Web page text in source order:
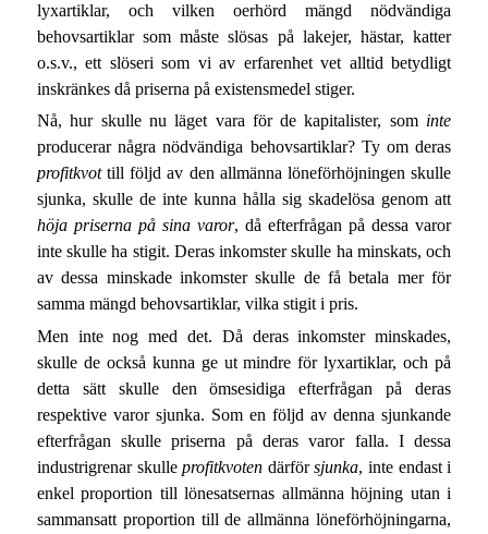
lyxartiklar, och vilken oerhörd mängd nödvändiga
behovsartiklar som måste slösas på lakejer, hästar, katter
o.s.v., ett slöseri som vi av erfarenhet vet alltid betydligt
inskränkes då priserna på existensmedel stiger.
Nå, hur skulle nu läget vara för de kapitalister, som inte
producerar några nödvändiga behovsartiklar? Ty om deras
profitkvottill följd av den allmänna löneförhöjningen skulle
sjunka, skulle de inte kunna hålla sig skadelösa genom att
höja priserna på sina varor, då efterfrågan på dessa varor
inte skulle ha stigit. Deras inkomster skulle ha minskats, och
av dessa minskade inkomster skulle de få betala mer för
samma mängd behovsartiklar, vilka stigit i pris.
Men inte nog med det. Då deras inkomster minskades,
skulle de också kunna ge ut mindre för lyxartiklar, och på
detta sätt skulle den ömsesidiga efterfrågan på deras
respektive varor sjunka. Som en följd av denna sjunkande
efterfrågan skulle priserna på deras varor falla. I dessa
industrigrenar skulleprofitkvoten därförsjunka, inte endast i
enkel proportion till lönesatsernas allmänna höjning utan i
sammansatt proportion till de allmänna löneförhöjningarna,